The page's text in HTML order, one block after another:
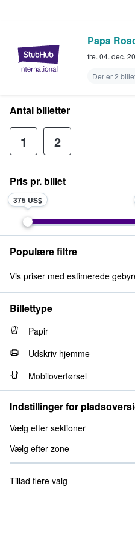
StubHub
Papa
fre. 04. dec.
Der er 2
Antal billetter
1 2
Pris pr. billet
375 US$
Populære filtre
Vis priser med estimerede
Billettype
Papir
Udskriv hjemme
Mobiloverførsel
Indstillinger for
Vælg efter sektioner
Vælg efter zone
Tillad flere valg